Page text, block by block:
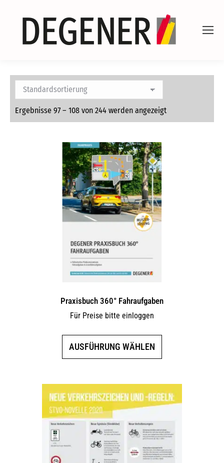
Ergebnisse 97 – 108 von 244 werden angezeigt
Praxisbuch 360° Fahraufgaben
Für Preise bitte einloggen
AUSFÜHRUNG WÄHLEN
Varianten
auf.
Optionen
können
auf